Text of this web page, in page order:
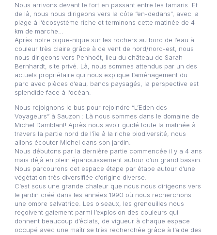
Nous arrivons devant le fort en passant entre les tamaris. Et
de là, nous nous dirigeons vers la côte “en-dedans”, avec la
plage à l’écosystème riche et terminons cette matinée de 4
km de marche…
Après notre pique-nique sur les rochers au bord de l’eau à
couleur très claire grâce à ce vent de nord/nord-est, nous
nous dirigeons vers Penhoët, lieu du château de Sarah
Bernhardt, site privé. Là, nous sommes attendus par un des
actuels propriétaire qui nous explique l’aménagement du
parc avec pièces d’eau, bancs paysagés, la perspective est
splendide face à l’océan.
Nous rejoignons le bus pour rejoindre “L’Eden des
Voyageurs” à Sauzon : Là nous sommes dans le domaine de
Michel Damblant! Après nous avoir guidé toute la matinée à
travers la partie nord de l’île à la riche biodiversité, nous
allons écouter Michel dans son jardin.
Nous débutons par la dernière partie commencée il y a 4 ans
mais déjà en plein épanouissement autour d’un grand bassin.
Nous parcourons cet espace étape par étape autour d’une
végétation très diversifiée d’origine diverse.
C’est sous une grande chaleur que nous nous dirigeons vers
le jardin créé dans les années 1990 où nous recherchons
une ombre salvatrice. Les oiseaux, les grenouilles nous
reçoivent gaiement parmi l’explosion des couleurs qui
donnent beaucoup d’éclats, de vigueur à chaque espace
occupé avec une maîtrise très recherchée grâce à l’aide des